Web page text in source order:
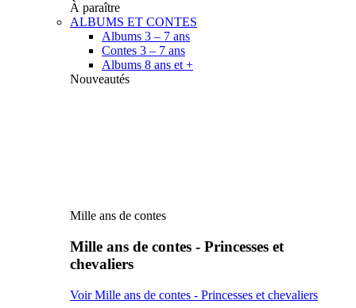
À paraître
ALBUMS ET CONTES
Albums 3 – 7 ans
Contes 3 – 7 ans
Albums 8 ans et +
Nouveautés
Mille ans de contes
Mille ans de contes - Princesses et
chevaliers
Voir Mille ans de contes - Princesses et chevaliers